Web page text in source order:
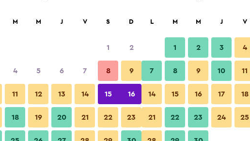
Oferta más barata de precio por noche
Proveedor Total noche
$32 Ver oferta
Habitación
Fotos
M M J V S D
1 2
4 5 6 7 8 9
11 12 13 14 15 16
18 19 20 21 22 23
L M M J V
1 2 3 4
7 8 9 10 11
14 15 16 17 18
21 22 23 24 25